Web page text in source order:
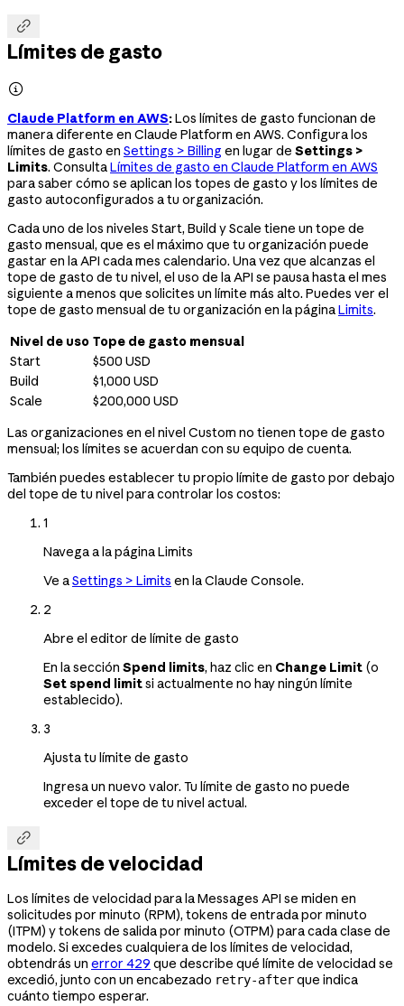

Límites de gasto

Claude Platform en AWS:Los límites de gasto funcionan de
manera diferente en Claude Platform en AWS. Configura los
límites de gasto en Settings > Billing en lugar de Settings >
Limits. ConsultaLímites de gasto en Claude Platform en AWS
para saber cómo se aplican los topes de gasto y los límites de
gasto autoconfigurados a tu organización.
Cada uno de los niveles Start, Build y Scale tiene un tope de
gasto mensual, que es el máximo que tu organización puede
gastar en la API cada mes calendario. Una vez que alcanzas el
tope de gasto de tu nivel, el uso de la API se pausa hasta el mes
siguiente a menos que solicites un límite más alto. Puedes ver el
tope de gasto mensual de tu organización en la páginaLimits.
Nivel de uso Tope de gasto mensual
Start
$500 USD
Build
$1,000 USD
Scale
$200,000 USD
Las organizaciones en el nivel Custom no tienen tope de gasto
mensual; los límites se acuerdan con su equipo de cuenta.
También puedes establecer tu propio límite de gasto por debajo
del tope de tu nivel para controlar los costos:
1
Navega a la página Limits
Ve aSettings > Limits en la Claude Console.
2
Abre el editor de límite de gasto
En la sección Spend limits, haz clic en Change Limit (o
Set spend limitsi actualmente no hay ningún límite
establecido).
3
Ajusta tu límite de gasto
Ingresa un nuevo valor. Tu límite de gasto no puede
exceder el tope de tu nivel actual.

Límites de velocidad
Los límites de velocidad para la Messages API se miden en
solicitudes por minuto (RPM), tokens de entrada por minuto
(ITPM) y tokens de salida por minuto (OTPM) para cada clase de
modelo. Si excedes cualquiera de los límites de velocidad,
obtendrás un error 429 que describe qué límite de velocidad se
excedió, junto con un encabezado retry-afterque indica
cuánto tiempo esperar.